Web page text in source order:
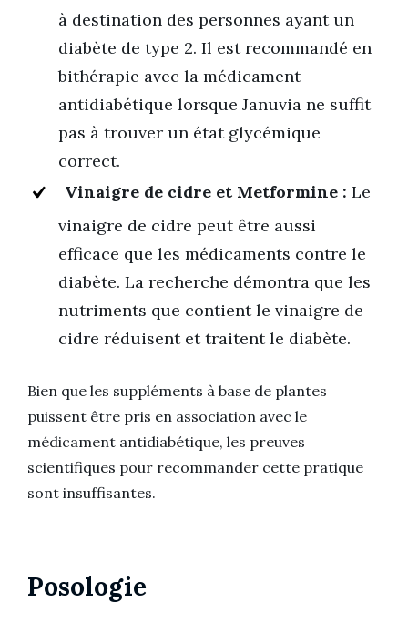
à destination des personnes ayant un
diabète de type 2. Il est recommandé en
bithérapie avec la médicament
antidiabétique lorsque Januvia ne suffit
pas à trouver un état glycémique
correct.
Vinaigre de cidre et Metformine : Le
vinaigre de cidre peut être aussi
efficace que les médicaments contre le
diabète. La recherche démontra que les
nutriments que contient le vinaigre de
cidre réduisent et traitent le diabète.
Bien que les suppléments à base de plantes
puissent être pris en association avec le
médicament antidiabétique, les preuves
scientifiques pour recommander cette pratique
sont insuffisantes.
Posologie